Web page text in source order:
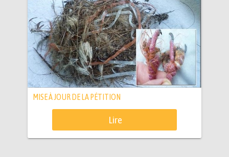
MISE À JOUR DE LA PÉTITION
Lire